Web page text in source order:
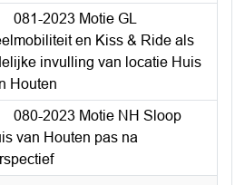
081-2023 Motie GL
en Kiss & Ride als
invulling van locatie Huis
Houten
080-2023 Motie NH Sloop
van Houten pas na